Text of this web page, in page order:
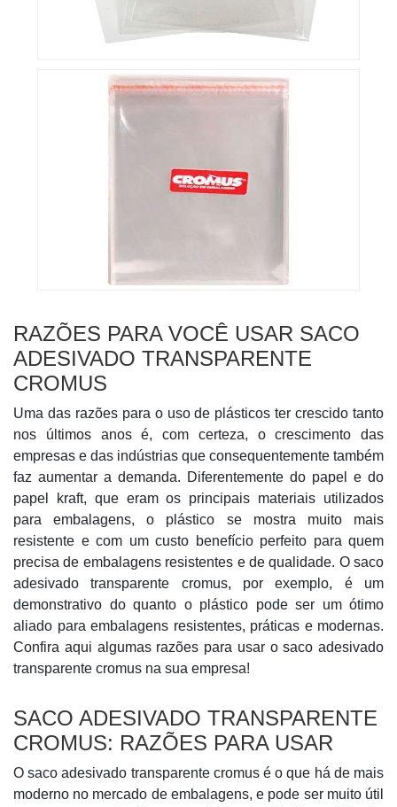
RAZÕES PARA VOCÊ USAR SACO
ADESIVADO TRANSPARENTE
CROMUS
Uma das razões para o uso de plásticos ter crescido tanto
nos últimos anos é, com certeza, o crescimento das
empresas e das indústrias que consequentemente também
faz aumentar a demanda. Diferentemente do papel e do
papel kraft, que eram os principais materiais utilizados
para embalagens, o plástico se mostra muito mais
resistente e com um custo benefício perfeito para quem
precisa de embalagens resistentes e de qualidade. O saco
adesivado transparente cromus, por exemplo, é um
demonstrativo do quanto o plástico pode ser um ótimo
aliado para embalagens resistentes, práticas e modernas.
Confira aqui algumas razões para usar o saco adesivado
transparente cromus na sua empresa!
SACO ADESIVADO TRANSPARENTE
CROMUS: RAZÕES PARA USAR
O saco adesivado transparente cromus é o que há de mais
moderno no mercado de embalagens, e pode ser muito útil